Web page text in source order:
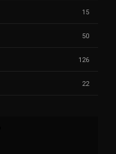
15
50
126
22